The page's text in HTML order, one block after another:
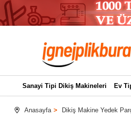
Sanayi Tipi Dikiş Makineleri Ev
Anasayfa Dikiş Makine Yedek